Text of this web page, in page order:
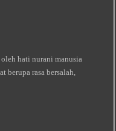
hati nurani manusia
berupa rasa bersalah,